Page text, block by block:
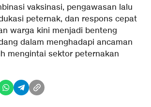
vaksinasi, pengawasan lalu
peternak, dan respons cepat
warga kini menjadi benteng
dalam menghadapi ancaman
mengintai sektor peternakan